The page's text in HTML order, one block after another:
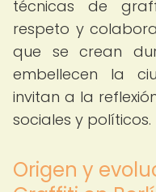
técnicas de
respeto y
que se crean
embellecen la
invitan a la
sociales y políticos.
Origen y